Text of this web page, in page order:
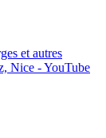
et autres
Nice - YouTube